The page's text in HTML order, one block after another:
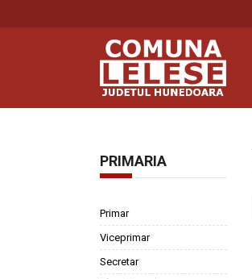
PRIMARIA
Primar
Viceprimar
Secretar